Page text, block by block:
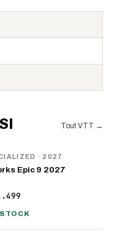
Tout VTT →
· 2027
Epic 9 2027